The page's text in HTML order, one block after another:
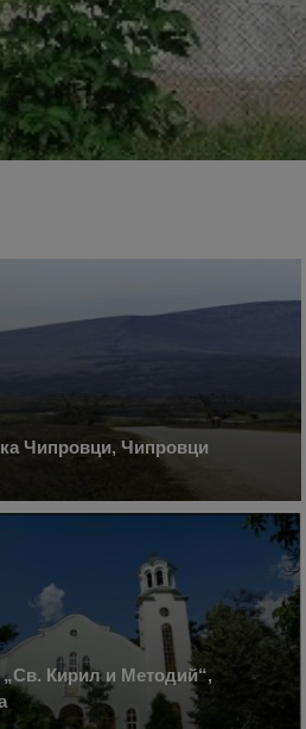
Чипровци, Чипровци
Кирил и Методий“,